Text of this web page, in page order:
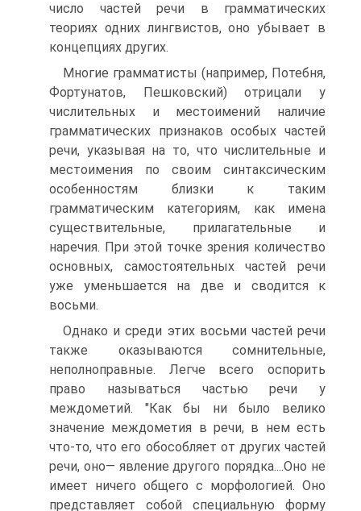
число частей речи в грамматических
теориях одних лингвистов, оно убывает в
концепциях других.
Многие грамматисты (например, Потебня,
Фортунатов, Пешковский) отрицали у
числительных и местоимений наличие
грамматических признаков особых частей
речи, указывая на то, что числительные и
местоимения по своим синтаксическим
особенностям близки к таким
грамматическим категориям, как имена
существительные, прилагательные и
наречия. При этой точке зрения количество
основных, самостоятельных частей речи
уже уменьшается на две и сводится к
восьми.
Однако и среди этих восьми частей речи
также оказываются сомнительные,
неполноправные. Легче всего оспорить
право называться частью речи у
междометий. "Как бы ни было велико
значение междометия в речи, в нем есть
что-то, что его обособляет от других частей
речи, оно— явление другого порядка....Оно не
имеет ничего общего с морфологией. Оно
представляет собой специальную форму